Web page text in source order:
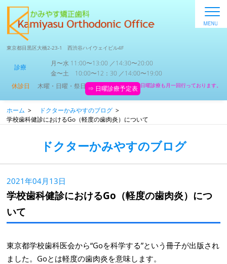
東京都目黒区大橋2-23-1 西渋谷ハイウェイビル4F
診療
月〜水 11:00〜13:00 ／14:30〜20:00
金〜土 10:00〜12：30 ／14:00〜19:00
休診日
木曜・日曜・祭日 ⇒ 日曜診療予定表 日曜診療も月一回行っております。
ホーム > ドクターかみやすのブログ >
学校歯科健診におけるGo（軽度の歯肉炎）について
ドクターかみやすのブログ
2021年04月13日
学校歯科健診におけるGo（軽度の歯肉炎）につ
いて
東京都学校歯科医会から“Goを科学する”という冊子が出版され
ました。Goとは軽度の歯肉炎を意味します。